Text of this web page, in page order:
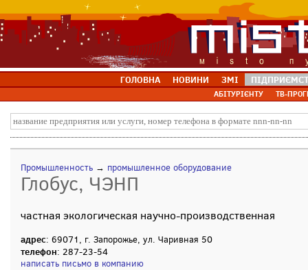
ГОЛОВНА НОВИНИ ЗМІ
АБІТУРІЄНТУ ТВ-
Промышленность → промышленное оборудование
Глобус, ЧЭНП
частная экологическая научно-производственная
адрес: 69071, г. Запорожье, ул. Чаривная 50
телефон: 287-23-54
написать письмо в компанию